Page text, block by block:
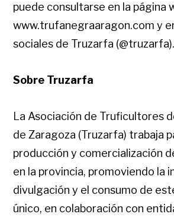
puede consultarse en la página
www.trufanegraaragon.com y
sociales de Truzarfa (@truzarfa).
Sobre Truzarfa
La Asociación de Truficultores
de Zaragoza (Truzarfa) trabaja
producción y comercialización
en la provincia, promoviendo la
divulgación y el consumo de
único, en colaboración con